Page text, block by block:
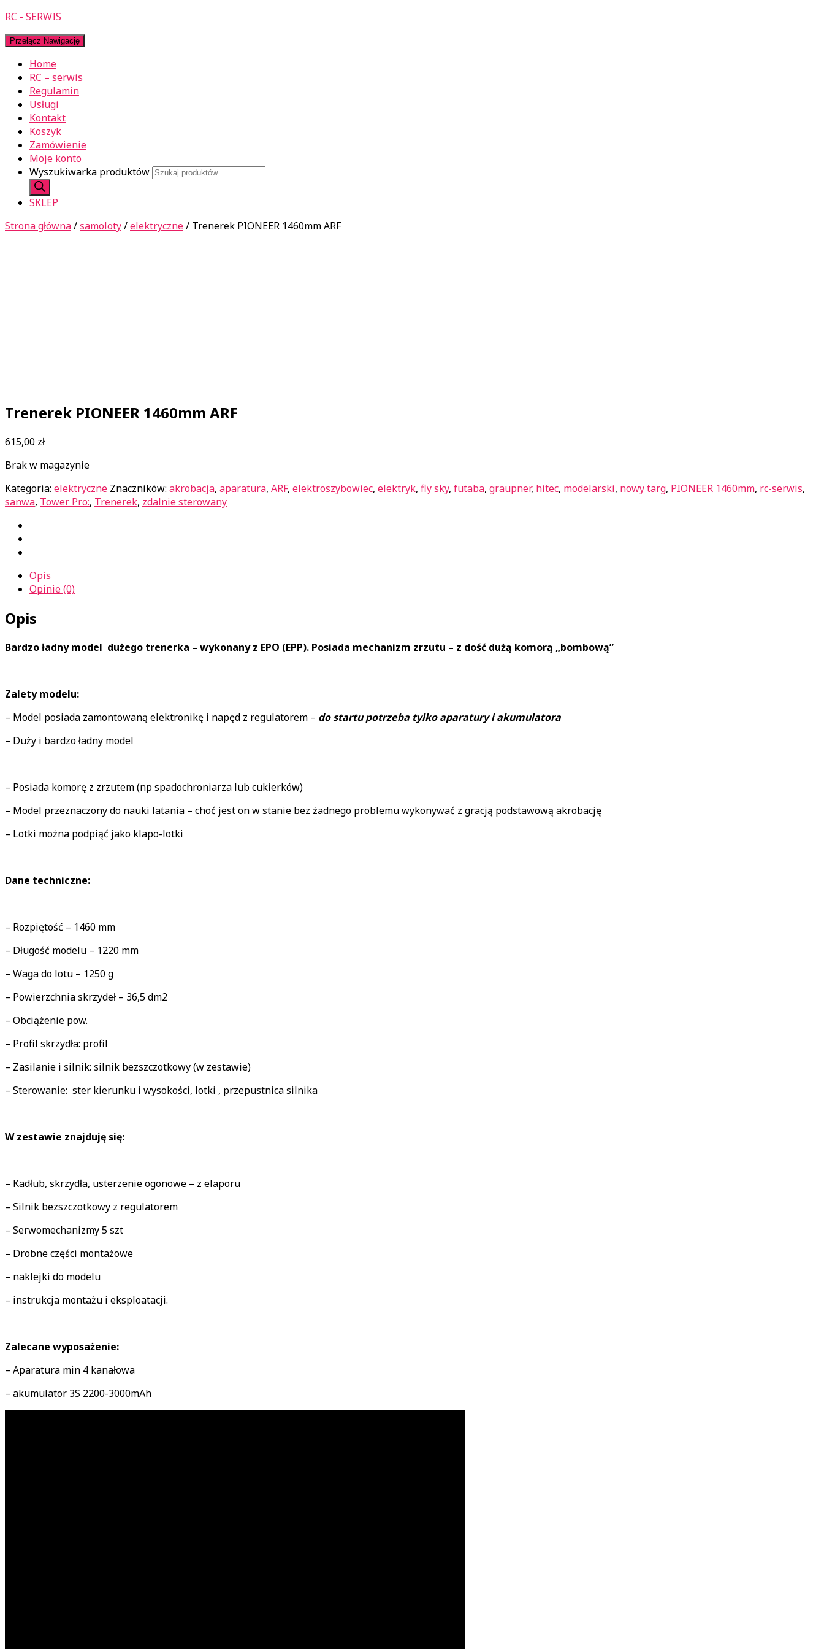
RC - SERWIS
Przełącz Nawigację
Home
RC – serwis
Regulamin
Usługi
Kontakt
Koszyk
Zamówienie
Moje konto
Wyszukiwarka produktów
SKLEP
Strona główna/samoloty/elektryczne/ Trenerek PIONEER 1460mm ARF
Trenerek PIONEER 1460mm ARF
615,00 zł
Brak w magazynie
Kategoria: elektryczne Znaczników: akrobacja, aparatura, ARF, elektroszybowiec, elektryk, fly sky, futaba, graupner, hitec, modelarski, nowy targ, PIONEER 1460mm, rc-serwis,
sanwa, Tower Pro:, Trenerek, zdalnie sterowany
Opis
Opinie (0)
Opis
Bardzo ładny model dużego trenerka – wykonany z EPO (EPP). Posiada mechanizm zrzutu – z dość dużą komorą „bombową”
Zalety modelu:
– Model posiada zamontowaną elektronikę i napęd z regulatorem – do startu potrzeba tylko aparatury i akumulatora
– Duży i bardzo ładny model
– Posiada komorę z zrzutem (np spadochroniarza lub cukierków)
– Model przeznaczony do nauki latania – choć jest on w stanie bez żadnego problemu wykonywać z gracją podstawową akrobację
– Lotki można podpiąć jako klapo-lotki
Dane techniczne:
– Rozpiętość – 1460 mm
– Długość modelu – 1220 mm
– Waga do lotu – 1250 g
– Powierzchnia skrzydeł – 36,5 dm2
– Obciążenie pow.
– Profil skrzydła: profil
– Zasilanie i silnik: silnik bezszczotkowy (w zestawie)
– Sterowanie: ster kierunku i wysokości, lotki , przepustnica silnika
W zestawie znajduję się:
– Kadłub, skrzydła, usterzenie ogonowe – z elaporu
– Silnik bezszczotkowy z regulatorem
– Serwomechanizmy 5 szt
– Drobne części montażowe
– naklejki do modelu
– instrukcja montażu i eksploatacji.
Zalecane wyposażenie:
– Aparatura min 4 kanałowa
– akumulator 3S 2200-3000mAh